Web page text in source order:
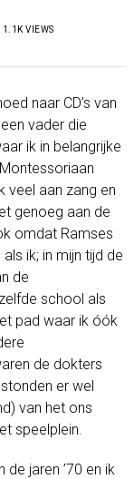
1.1K VIEWS
naar CD’s van
vader die
ik in belangrijke
veel aan zang en
genoeg aan de
omdat Ramses
ik; in mijn tijd de
de
school als
pad waar ik óók
de dokters
er wel
van het ons
speelplein.
jaren ’70 en ik